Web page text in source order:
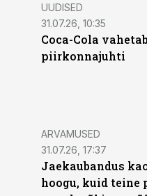
UUDISED
31.07.26, 10:35
Coca-Cola
piirkonnajuhti
ARVAMUSED
31.07.26, 17:37
Jaekaubandus
hoogu, kuid teine